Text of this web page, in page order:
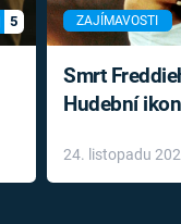
5 ZAJÍMAVOSTI
Smrt
Hudební
léky
24. listopadu